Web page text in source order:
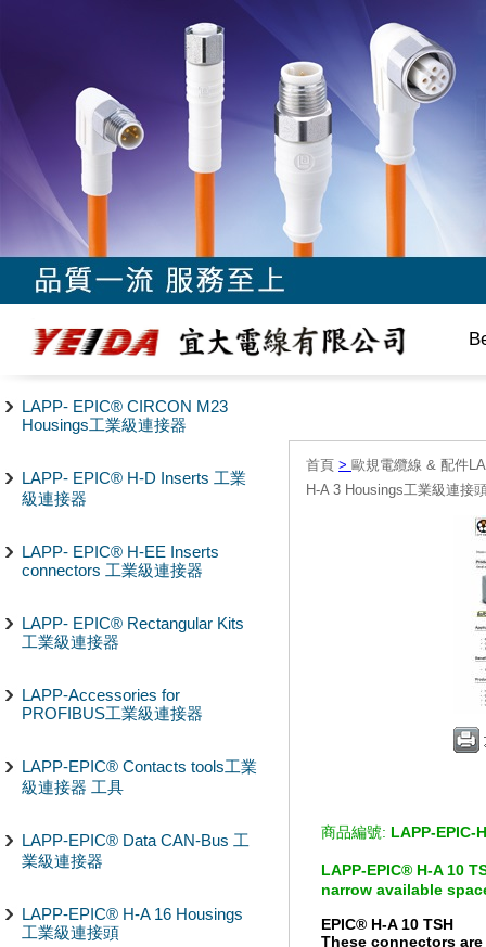
LAPP- EPIC® CIRCON M23
Housings工業級連接器
LAPP- EPIC® H-D Inserts 工業
級連接器
LAPP- EPIC® H-EE Inserts
connectors 工業級連接器
LAPP- EPIC® Rectangular Kits
工業級連接器
LAPP-Accessories for
PROFIBUS工業級連接器
LAPP-EPIC® Contacts tools工業
級連接器 工具
LAPP-EPIC® Data CAN-Bus 工
業級連接器
LAPP-EPIC® H-A 16 Housings
工業級連接頭
首頁 > 歐規電纜線 & 配件
H-A 3 Housings工業級連接
商品編號: LAPP-EPIC-
LAPP-EPIC® H-A 10
narrow available
EPIC® H-A 10 TSH
These connectors